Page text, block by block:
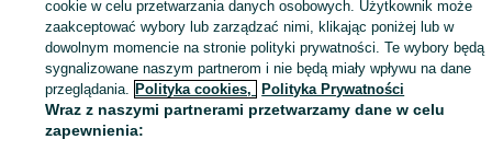
KATEGORIA
ID:1076607674 Wyświetlenia:
cookie w celu przetwarzania danych osobowych. Użytkownik może
zaakceptować wybory lub zarządzać nimi, klikając poniżej lub w
dowolnym momencie na stronie polityki prywatności. Te wybory będą
sygnalizowane naszym partnerom i nie będą miały wpływu na dane
przeglądania. Polityka cookies, Polityka Prywatności
Wraz z naszymi partnerami przetwarzamy dane w celu
zapewnienia: